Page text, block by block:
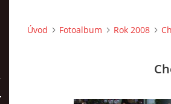
Úvod Fotoalbum Rok 2008